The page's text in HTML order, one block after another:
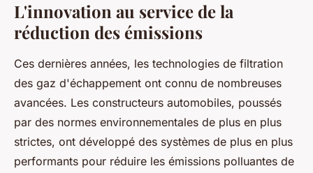
L'innovation au service de la
réduction des émissions
Ces dernières années, les technologies de filtration
des gaz d'échappement ont connu de nombreuses
avancées. Les constructeurs automobiles, poussés
par des normes environnementales de plus en plus
strictes, ont développé des systèmes de plus en plus
performants pour réduire les émissions polluantes de